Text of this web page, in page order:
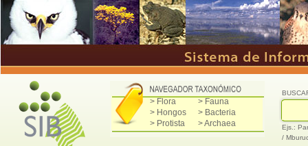
> Flora
> Fauna
> Hongos
> Bacteria
> Protista
> Archaea
Ejs.:
/